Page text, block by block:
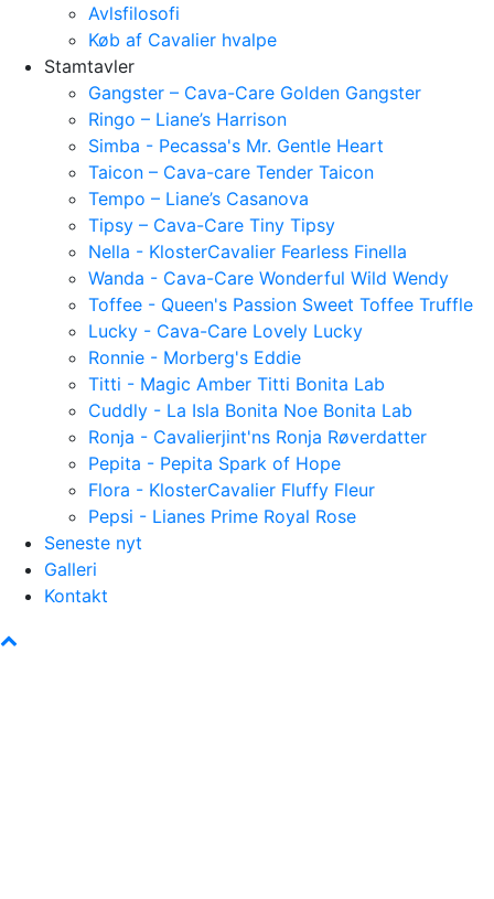
Avlsfilosofi
Køb af Cavalier hvalpe
Stamtavler
Gangster – Cava-Care Golden Gangster
Ringo – Liane’s Harrison
Simba - Pecassa's Mr. Gentle Heart
Taicon – Cava-care Tender Taicon
Tempo – Liane’s Casanova
Tipsy – Cava-Care Tiny Tipsy
Nella - KlosterCavalier Fearless Finella
Wanda - Cava-Care Wonderful Wild Wendy
Toffee - Queen's Passion Sweet Toffee Truffle
Lucky - Cava-Care Lovely Lucky
Ronnie - Morberg's Eddie
Titti - Magic Amber Titti Bonita Lab
Cuddly - La Isla Bonita Noe Bonita Lab
Ronja - Cavalierjint'ns Ronja Røverdatter
Pepita - Pepita Spark of Hope
Flora - KlosterCavalier Fluffy Fleur
Pepsi - Lianes Prime Royal Rose
Seneste nyt
Galleri
Kontakt